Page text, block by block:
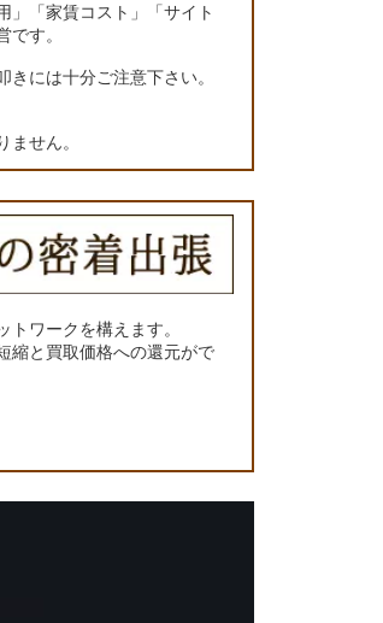
」「家賃コスト」「サイト
す。
には十分ご注意下さい。
せん。
ワークを構えます。
縮と買取価格への還元がで